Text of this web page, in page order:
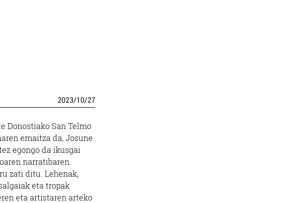
2023/10/27
Donostiako San Telmo
emaitza da, Josune
egongo da ikusgai
narratibaren
zati ditu. Lehenak,
eta tropak
eta artistaren arteko